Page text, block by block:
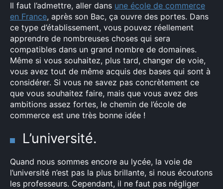
Il faut l’admettre, aller dans une école de commerce
en France, après son Bac, ça ouvre des portes. Dans
ce type d’établissement, vous pouvez réellement
apprendre de nombreuses choses qui sera
compatibles dans un grand nombre de domaines.
Même si vous souhaitez, plus tard, changer de voie,
vous avez tout de même acquis des bases qui sont à
considérer. Si vous ne savez pas concrètement ce
que vous souhaitez faire, mais que vous avez des
ambitions assez fortes, le chemin de l’école de
commerce est une très bonne idée !
L’université.
Quand nous sommes encore au lycée, la voie de
l’université n’est pas la plus brillante, si nous écoutons
les professeurs. Cependant, il ne faut pas négliger